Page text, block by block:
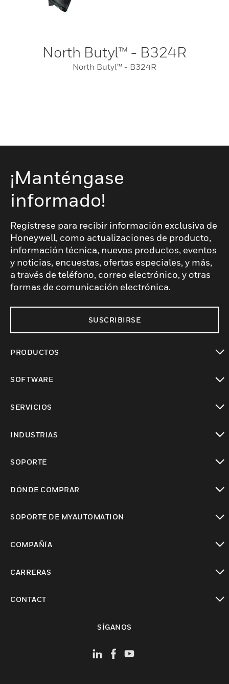
North Butyl™ - B324R
North Butyl™ - B324R
¡Manténgase
informado!
Regístrese para recibir información exclusiva de
Honeywell, como actualizaciones de producto,
información técnica, nuevos productos, eventos
y noticias, encuestas, ofertas especiales, y más,
a través de teléfono, correo electrónico, y otras
formas de comunicación electrónica.
SUSCRIBIRSE
PRODUCTOS
SOFTWARE
SERVICIOS
INDUSTRIAS
SOPORTE
DÓNDE COMPRAR
SOPORTE DE MYAUTOMATION
COMPAÑÍA
CARRERAS
CONTACT
SÍGANOS